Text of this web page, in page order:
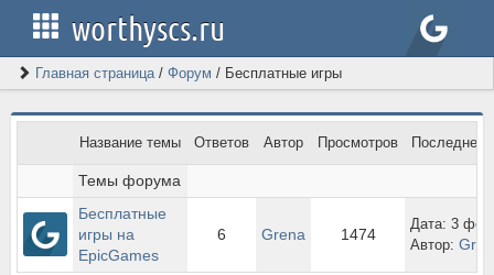
worthyscs.ru
Главная страница/ Форум / Бесплатные игры
Название темы Ответов Автор Просмотров Последнее
Темы форума
Бесплатные
игры на
EpicGames
6 Grena 1474
Дата: 3
Автор: